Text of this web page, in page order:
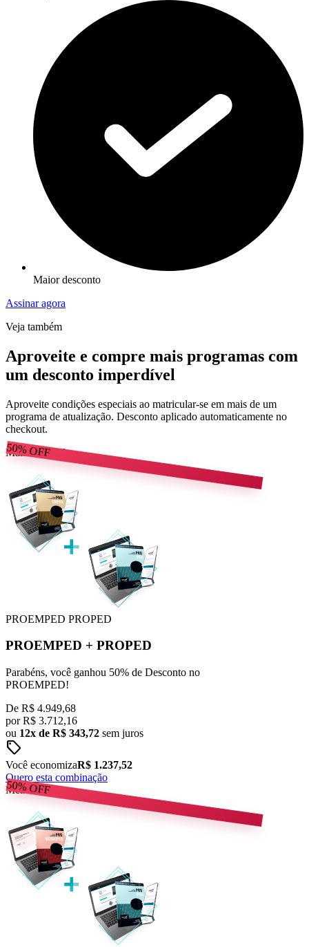
Maior desconto
Assinar agora
Veja também
Aproveite e compre mais programas com
um desconto imperdível
Aproveite condições especiais ao matricular-se em mais de um
programa de atualização. Desconto aplicado automaticamente no
checkout.
Mais escolhido
50%OFF
PROEMPED PROPED
PROEMPED + PROPED
Parabéns, você ganhou 50% de Desconto no
PROEMPED!
De R$ 4.949,68
por R$ 3.712,16
ou 12x de R$ 343,72 sem juros
sell
Você economizaR$ 1.237,52
Quero esta combinação
Melhor Preço
50%OFF